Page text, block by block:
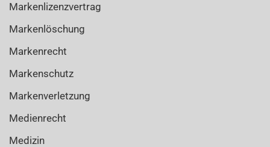
Markenlizenzvertrag
Markenlöschung
Markenrecht
Markenschutz
Markenverletzung
Medienrecht
Medizin